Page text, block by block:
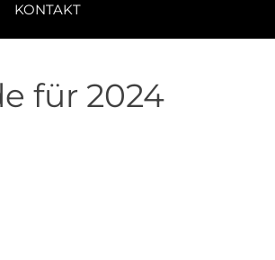
KONTAKT
für 2024